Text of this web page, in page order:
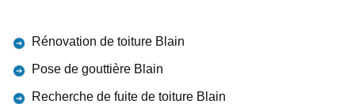
Rénovation de toiture Blain
Pose de gouttière Blain
Recherche de fuite de toiture Blain